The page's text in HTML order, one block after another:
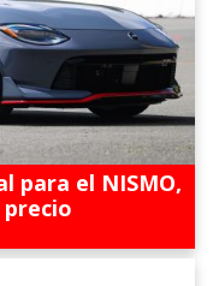
para el NISMO,